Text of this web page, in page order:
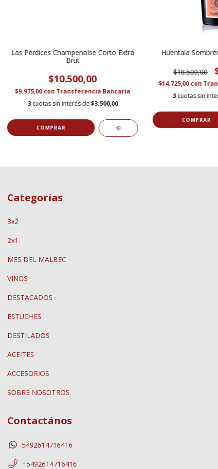
Las Perdices Champenoise Corto Extra
Brut
$10.500,00
$9.975,00con Transferencia Bancaria
3 cuotas sin interés de$3.500,00
Huentala
$18.500,00
$14.725,00con
3cuotas sin
Categorías
3x2
2x1
MES DEL MALBEC
VINOS
DESTACADOS
ESTUCHES
DESTILADOS
ACEITES
ACCESORIOS
SOBRE NOSOTROS
Contactános
5492614716416
+5492614716416